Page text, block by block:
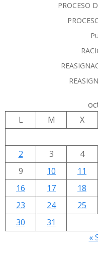
PROCESO
L
M X
2
3 4
9
10 11
16
17 18
23
24 25
30
31
«